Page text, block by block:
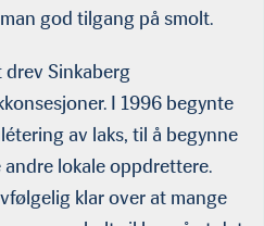
god tilgang på smolt.
Sinkaberg
I 1996 begynte
av laks, til å begynne
lokale oppdrettere.
klar over at mange